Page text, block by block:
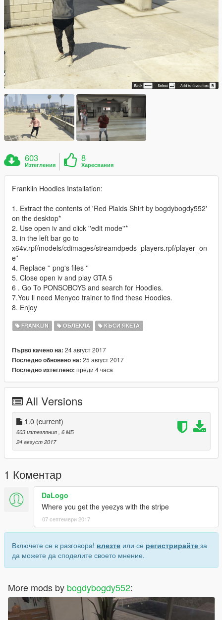
603
Изтегления
8
Харесвания
Franklin Hoodies Installation:
1. Extract the contents of 'Red Plaids Shirt by bogdybogdy552'
on the desktop*
2. Use open iv and click ''edit mode''*
3. in the left bar go to
x64v.rpf/models/cdimages/streamdpeds_players.rpf/player_on
e*
4. Replace '' png's files ''
5. Close open iv and play GTA 5
6 . Go To PONSOBOYS and search for Hoodies.
7.You ll need Menyoo trainer to find these Hoodies.
8. Enjoy
FRANKLIN ОБЛЕКЛА КЪСИ ЯКЕТА
Първо качено на: 24 август 2017
Последно обновено на: 25 август 2017
Последно изтеглено: преди 4 часа
All Versions
1.0 (current)
603 изтегляния, 6 МБ
24 август 2017
1 Коментар
DaLogo
Where you get the yeezys with the stripe
07 септември 2017
Включете се в разговора! влезте или се регистрирайте за
да можете да споделите своето мнение.
More mods by bogdybogdy552: